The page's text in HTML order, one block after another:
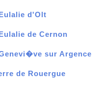
d'Olt
de Cernon
sur Argence
de Rouergue